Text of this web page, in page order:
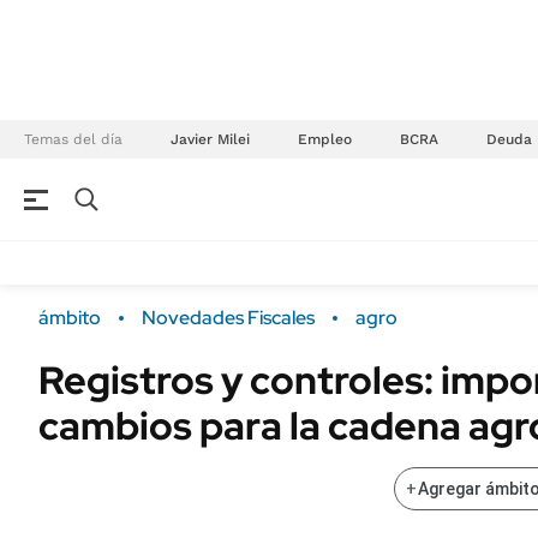
Temas del día Javier Milei Empleo BCRA Deuda
Campo
FINANZAS
Real Estate
Sustentabilidad
Seguros
POLÍTICA
ámbito Novedades Fiscales agro
Registros y controles:
cambios para la cadena
+Agregar